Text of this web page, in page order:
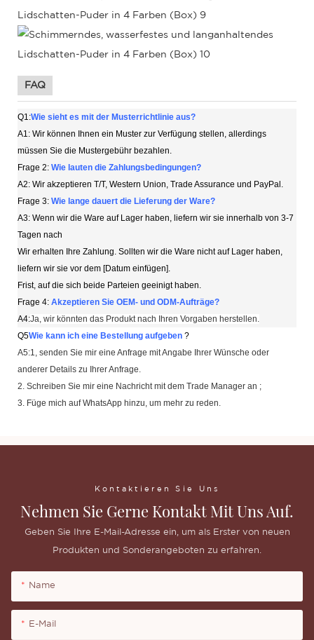
FAQ
Q1:Wie sieht es mit der Musterrichtlinie aus?
A1: Wir können Ihnen ein Muster zur Verfügung stellen, allerdings
müssen Sie die Mustergebühr bezahlen.
Frage 2: Wie lauten die Zahlungsbedingungen?
A2: Wir akzeptieren T/T, Western Union, Trade Assurance und PayPal.
Frage 3: Wie lange dauert die Lieferung der Ware?
A3: Wenn wir die Ware auf Lager haben, liefern wir sie innerhalb von 3-7
Tagen nach
Wir erhalten Ihre Zahlung. Sollten wir die Ware nicht auf Lager haben,
liefern wir sie vor dem [Datum einfügen].
Frist, auf die sich beide Parteien geeinigt haben.
Frage 4: Akzeptieren Sie OEM- und ODM-Aufträge?
A4:Ja, wir könnten das Produkt nach Ihren Vorgaben herstellen.
Q5Wie kann ich eine Bestellung aufgeben ?
A5:1, senden Sie mir eine Anfrage mit Angabe Ihrer Wünsche oder
anderer Details zu Ihrer Anfrage.
2. Schreiben Sie mir eine Nachricht mit dem Trade Manager an ;
3. Füge mich auf WhatsApp hinzu, um mehr zu reden.
Kontaktieren Sie Uns
Nehmen Sie Gerne Kontakt Mit Uns Auf.
Geben Sie Ihre E-Mail-Adresse ein, um als Erster von neuen
Produkten und Sonderangeboten zu erfahren.
Name
E-Mail